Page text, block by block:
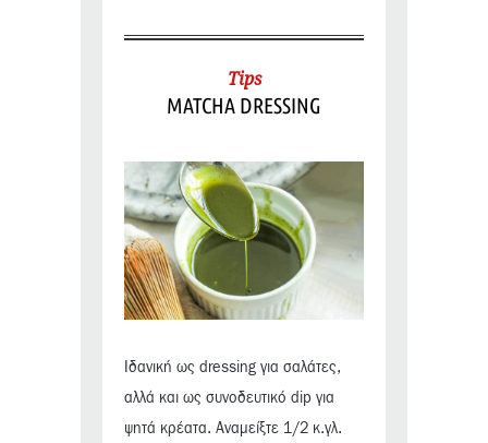
Tips
MATCHA DRESSING
Ιδανική ως dressing για σαλάτες,
αλλά και ως συνοδευτικό dip για
ψητά κρέατα. Αναμείξτε 1/2 κ.γλ.